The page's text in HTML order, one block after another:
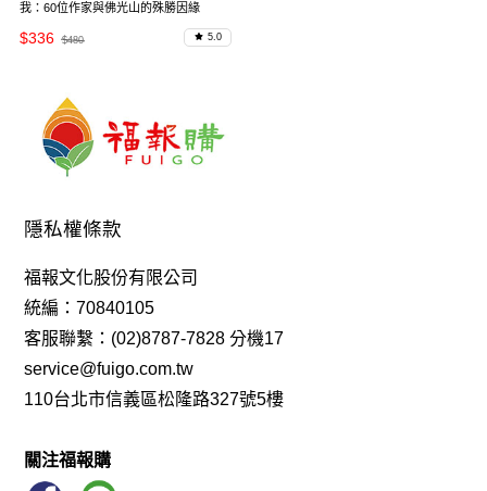
我：60位作家與佛光山的殊勝因緣
$336 $480 5.0
隱私權條款
福報文化股份有限公司
統編：70840105
客服聯繫：(02)8787-7828 分機17
service@fuigo.com.tw
110台北市信義區松隆路327號5樓
關注福報購